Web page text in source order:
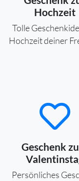
Hochzeit
Tolle
Hochzeit deiner
Geschenk
Persönliches